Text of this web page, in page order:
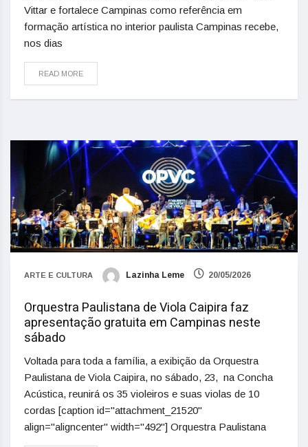
Vittar e fortalece Campinas como referência em
formação artística no interior paulista Campinas recebe,
nos dias
READ MORE
ARTE E CULTURA Lazinha Leme 20/05/2026
Orquestra Paulistana de Viola Caipira faz
apresentação gratuita em Campinas neste
sábado
Voltada para toda a família, a exibição da Orquestra
Paulistana de Viola Caipira, no sábado, 23, na Concha
Acústica, reunirá os 35 violeiros e suas violas de 10
cordas [caption id="attachment_21520"
align="aligncenter" width="492"] Orquestra Paulistana